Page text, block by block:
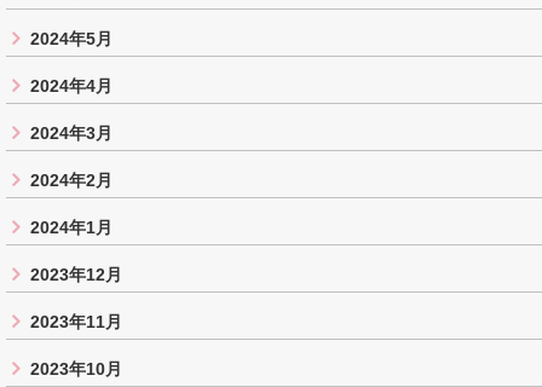
2024年5月
2024年4月
2024年3月
2024年2月
2024年1月
2023年12月
2023年11月
2023年10月